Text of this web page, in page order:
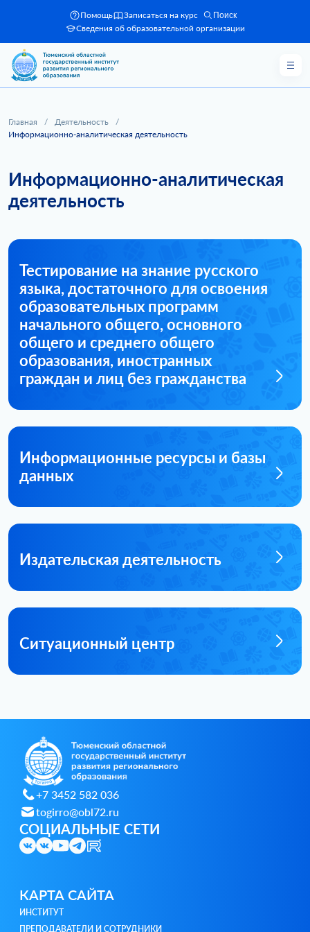
Помощь Записаться на курс Поиск
Сведения об образовательной организации
Главная / Деятельность
/
Информационно-аналитическая деятельность
Информационно-аналитическая
деятельность
Тестирование на знание русского
языка, достаточного для освоения
образовательных программ
начального общего, основного
общего и среднего общего
образования, иностранных
граждан и лиц без гражданства
Информационные ресурсы и базы
данных
Издательская деятельность
Ситуационный центр
+7 3452 582 036
togirro@obl72.ru
СОЦИАЛЬНЫЕ СЕТИ
КАРТА САЙТА
ИНСТИТУТ
ПРЕПОДАВАТЕЛИ И СОТРУДНИКИ